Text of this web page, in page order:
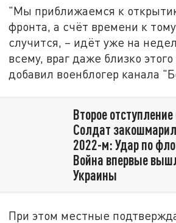
"Мы приближаемся к
фронта, а счёт времени к
случится, – идёт уже на
всему, враг даже близко
добавил военблогер канала
Второе
Солдат
2022-м: Удар по
Война впервые
Украины
При этом местные